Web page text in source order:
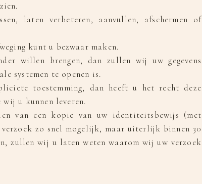
laten verbeteren, aanvullen, afschermen of
kunt u bezwaar maken.
willen brengen, dan zullen wij uw gegevens
systemen te openen is.
toestemming, dan heeft u het recht deze
u kunnen leveren.
van een kopie van uw identiteitsbewijs (met
zo snel mogelijk, maar uiterlijk binnen 30
zullen wij u laten weten waarom wij uw verzoek